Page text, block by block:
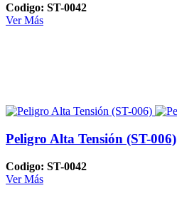
Codigo: ST-0042
Ver Más
Peligro Alta Tensión (ST-006)
Codigo: ST-0042
Ver Más